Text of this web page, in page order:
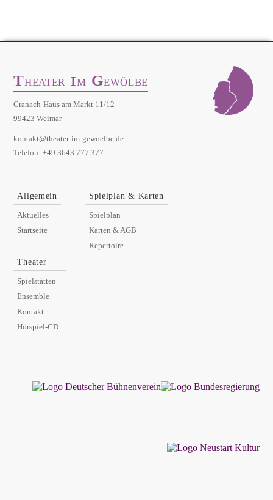
THEATER IM GEWÖLBE
Cranach-Haus am Markt 11/12
99423 Weimar
kontakt@theater-im-gewoelbe.de
Telefon: +49 3643 777 377
Allgemein
Aktuelles
Startseite
Spielplan & Karten
Spielplan
Karten & AGB
Repertoire
Theater
Spielstätten
Ensemble
Kontakt
Hörspiel-CD